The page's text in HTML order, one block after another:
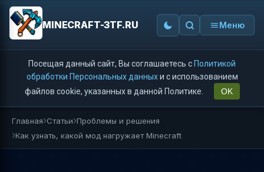
MINECRAFT-3TF.RU Меню
Посещая данный сайт, Вы соглашаетесь с Политикой
обработки Персональных данныхи с использованием
файлов cookie, указанных в данной Политике.
OK
Главная Статьи Проблемы и решения
Как узнать, какой мод нагружает Minecraft